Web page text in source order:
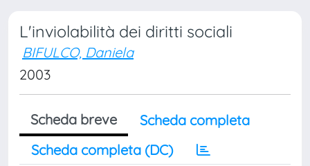
L'inviolabilità dei diritti sociali
BIFULCO, Daniela
2003
Scheda breve
Scheda completa
Scheda completa (DC)